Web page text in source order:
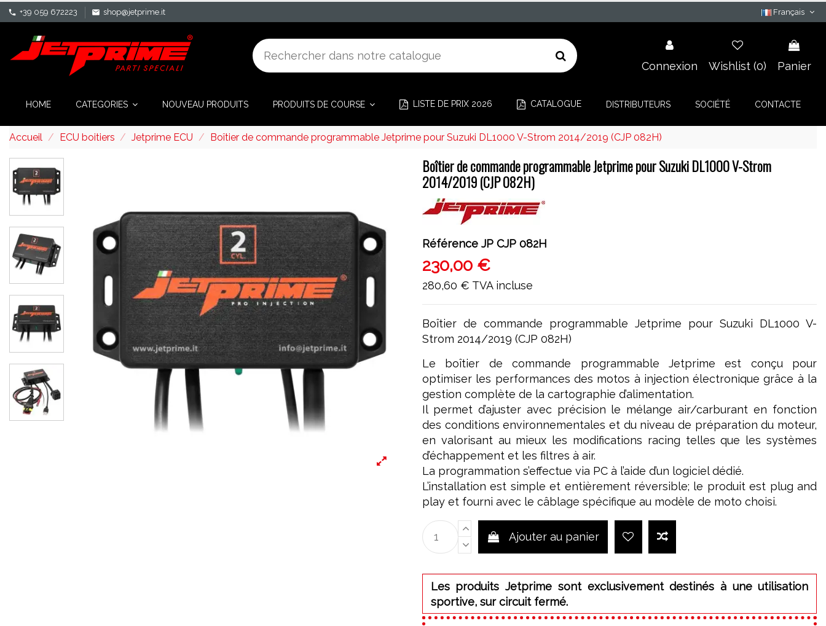
phone +39 059 672223 mail shop@jetprime.it Français
Connexion Wishlist (0) Panier
HOME CATEGORIES NOUVEAU PRODUITS PRODUITS DE COURSE LISTE DE PRIX 2026 CATALOGUE DISTRIBUTEURS SOCIÉTÉ CONTACTE
Accueil ECU boitiers Jetprime ECU Boîtier de commande programmable Jetprime pour Suzuki DL1000 V-Strom 2014/2019 (CJP 082H)
Boîtier de commande programmable Jetprime pour Suzuki DL1000 V-Strom
2014/2019 (CJP 082H)
Référence JP CJP 082H
230,00 €
280,60 € TVA incluse
Boîtier de commande programmable Jetprime pour Suzuki DL1000 V-
Strom 2014/2019 (CJP 082H)
Le boîtier de commande programmable Jetprime est conçu pour
optimiser les performances des motos à injection électronique grâce à la
gestion complète de la cartographie d’alimentation.
Il permet d’ajuster avec précision le mélange air/carburant en fonction
des conditions environnementales et du niveau de préparation du moteur,
en valorisant au mieux les modifications racing telles que les systèmes
d’échappement et les filtres à air.
La programmation s’effectue via PC à l’aide d’un logiciel dédié.
L’installation est simple et entièrement réversible; le produit est plug and
play et fourni avec le câblage spécifique au modèle de moto choisi.
Ajouter au panier
Les produits Jetprime sont exclusivement destinés à une utilisation
sportive, sur circuit fermé.